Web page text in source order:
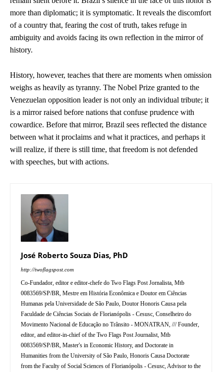
more than diplomatic; it is symptomatic. It reveals the discomfort
of a country that, fearing the cost of truth, takes refuge in
ambiguity and avoids facing its own reflection in the mirror of
history.
History, however, teaches that there are moments when omission
weighs as heavily as tyranny. The Nobel Prize granted to the
Venezuelan opposition leader is not only an individual tribute; it
is a mirror raised before nations that confuse prudence with
cowardice. Before that mirror, Brazil sees reflected the distance
between what it proclaims and what it practices, and perhaps it
will realize, if there is still time, that freedom is not defended
with speeches, but with actions.
José Roberto Souza Dias, PhD
http://twoflagspost.com
Co-Fundador, editor e editor-chefe do Two Flags Post Jornalista, Mtb
0083569/SP/BR, Mestre em História Econômica e Doutor em Ciências
Humanas pela Universidade de São Paulo, Doutor Honoris Causa pela
Faculdade de Ciências Sociais de Florianópolis - Cesusc, Conselheiro do
Movimento Nacional de Educação no Trânsito - MONATRAN, /// Founder,
editor, and editor-in-chief of the Two Flags Post Journalist, Mtb
0083569/SP/BR, Master's in Economic History, and Doctorate in
Humanities from the University of São Paulo, Honoris Causa Doctorate
from the Faculty of Social Sciences of Florianópolis - Cesusc, Advisor to the